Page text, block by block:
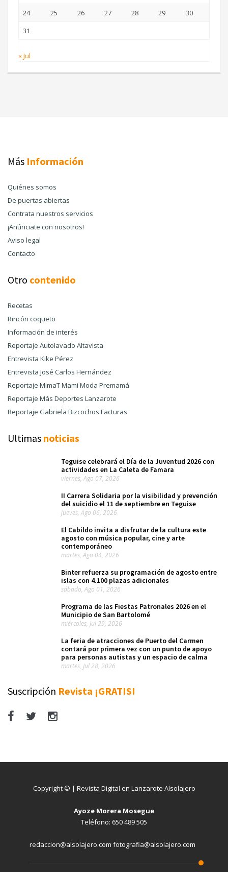
24
25 26 27 28 29
30
31
« Jul
Más Información
Quiénes somos
De puertas abiertas
Contrata nuestros servicios
¡Anúnciate con nosotros!
Aviso legal
Contacto
Otro contenido
Recetas
Rincón coqueto
Información de interés
Reportaje Autolavado Altavista
Entrevista Kike Pérez
Entrevista José Carlos Hernández
Reportaje MimaT Mami Moda Premamá
Reportaje Más Deportes Lanzarote
Reportaje Gabriela Bizcochos Facturas
Ultimas noticias
Teguise celebrará el Día de la Juventud 2026 con
actividades en La Caleta de Famara
viernes, Ago 07, 2026
II Carrera Solidaria por la visibilidad y prevención
del suicidio el 11 de septiembre en Teguise
jueves, Ago 06, 2026
El Cabildo invita a disfrutar de la cultura este
agosto con música popular, cine y arte
contemporáneo
martes, Ago 04, 2026
Binter refuerza su programación de agosto entre
islas con 4.100 plazas adicionales
sábado, Ago 01, 2026
Programa de las Fiestas Patronales 2026 en el
Municipio de San Bartolomé
miércoles, Jul 29, 2026
La feria de atracciones de Puerto del Carmen
contará por primera vez con un punto de apoyo
para personas autistas y un espacio de calma
martes, Jul 28, 2026
Suscripción Revista ¡GRATIS!
Copyright © | Revista Digital en Lanzarote Alsolajero
Ayoze Morera Mosegue
Teléfono: 650 489 505
redaccion@alsolajero.com fotografia@alsolajero.com